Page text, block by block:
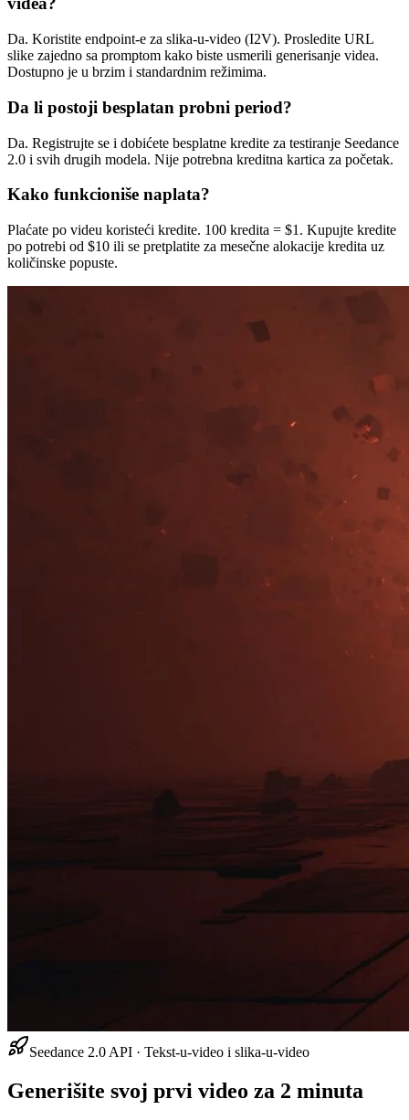
Da. Koristite endpoint-e za slika-u-video (I2V). Prosledite URL
slike zajedno sa promptom kako biste usmerili generisanje videa.
Dostupno je u brzim i standardnim režimima.
Da li postoji besplatan probni period?
Da. Registrujte se i dobićete besplatne kredite za testiranje Seedance
2.0 i svih drugih modela. Nije potrebna kreditna kartica za početak.
Kako funkcioniše naplata?
Plaćate po videu koristeći kredite. 100 kredita = $1. Kupujte kredite
po potrebi od $10 ili se pretplatite za mesečne alokacije kredita uz
količinske popuste.
Seedance 2.0 API · Tekst-u-video i slika-u-video
Generišite svoj prvi video za 2 minuta